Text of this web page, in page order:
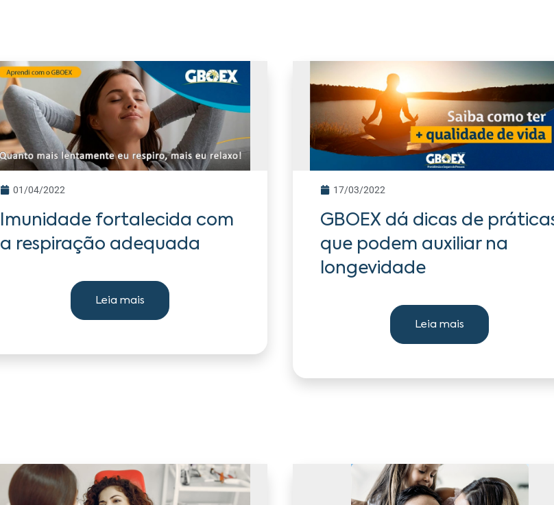
01/04/2022
Imunidade fortalecida com
a respiração adequada
Leia mais
17/03/2022
GBOEX dá dicas de
que podem auxiliar na
longevidade
Leia mais